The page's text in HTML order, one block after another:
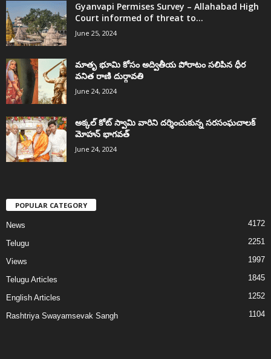
Gyanvapi Permises Survey – Allahabad High
Court informed of threat to...
June 25, 2024
మాతృ భూమి కోసం అద్వితీయ పోరాటం సలిపిన ధీర
వనిత రాణి దుర్గావతి
June 24, 2024
అక్కల్‌ కోట్‌ స్వామి వారిని దర్శించుకున్న సరసంఘచాలక్
మోహన్ భాగవత్
June 24, 2024
POPULAR CATEGORY
News 4172
Telugu 2251
Views 1997
Telugu Articles 1845
English Articles 1252
Rashtriya Swayamsevak Sangh 1104